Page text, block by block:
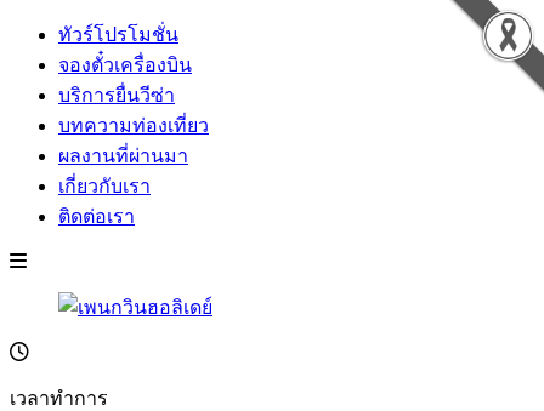
ทัวร์โปรโมชั่น
จองตั๋วเครื่องบิน
บริการยื่นวีซ่า
บทความท่องเที่ยว
ผลงานที่ผ่านมา
เกี่ยวกับเรา
ติดต่อเรา
เวลาทำการ